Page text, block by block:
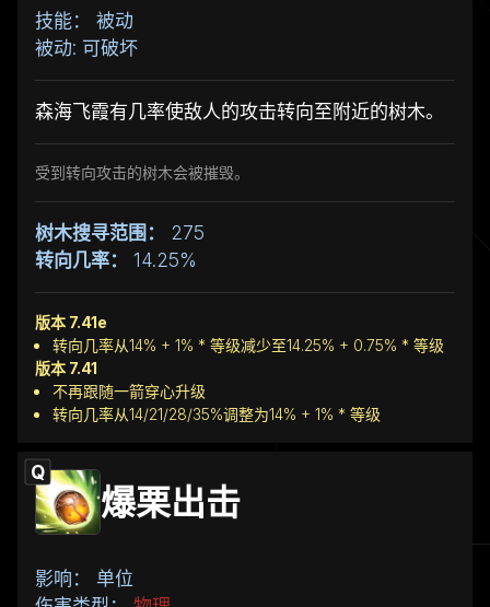
技能： 被动
被动: 可破坏
森海飞霞有几率使敌人的攻击转向至附近的树木。
受到转向攻击的树木会被摧毁。
树木搜寻范围：
275
转向几率：
14.25%
版本 7.41e
转向几率从14% + 1% * 等级减少至14.25% + 0.75% * 等级
版本 7.41
不再跟随一箭穿心升级
转向几率从14/21/28/35%调整为14% + 1% * 等级
Q
爆栗出击
影响： 单位